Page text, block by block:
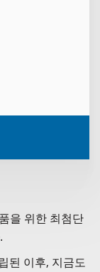
을 위한 최첨단
된 이후, 지금도